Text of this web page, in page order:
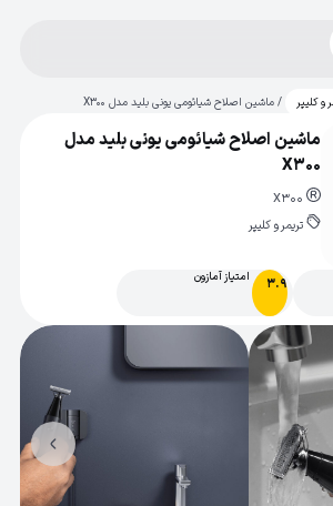
و کلیپر / ماشین اصلاح شیائومی یونی بلید مدل X300
ماشین اصلاح شیائومی یونی بلید مدل
X300
X300
تریمر و کلیپر
3.9 امتیاز آمازون